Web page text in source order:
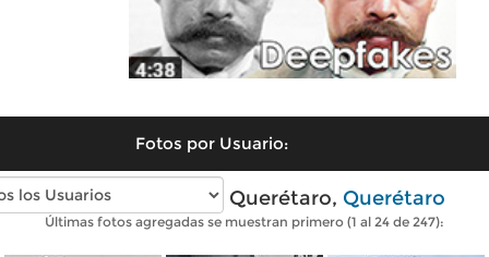
Fotos por Usuario:
Fotos antiguas de Querétaro, Querétaro
Últimas fotos agregadas se muestran primero (1 al 24 de 247):